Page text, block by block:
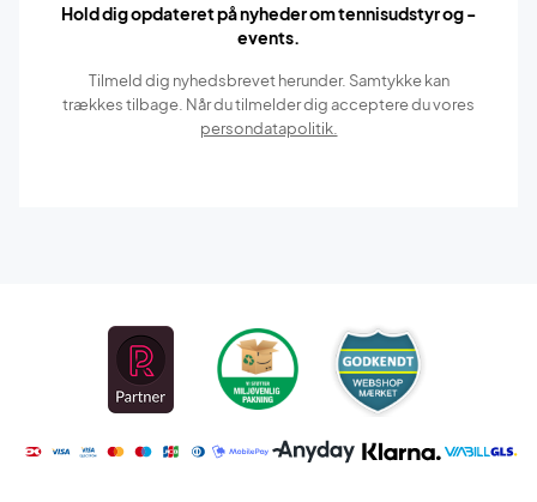
Hold dig opdateret på nyheder om tennisudstyr og -
events.
Tilmeld dig nyhedsbrevet herunder. Samtykke kan
trækkes tilbage. Når du tilmelder dig acceptere du vores
persondatapolitik.